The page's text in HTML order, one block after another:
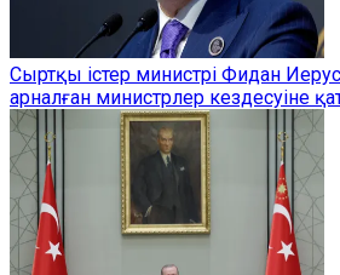
Сыртқы істер министрі Фидан
арналған министрлер кездесуіне